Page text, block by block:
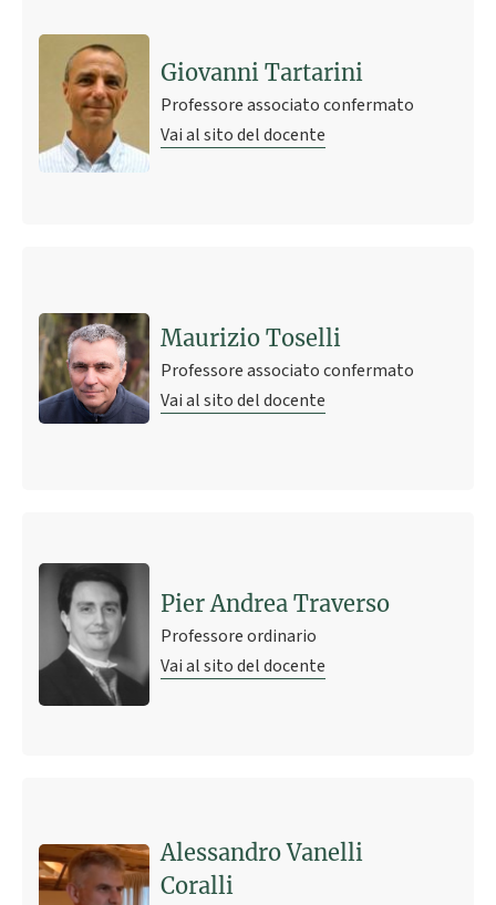
Giovanni Tartarini
Professore associato confermato
Vai al sito del docente
Maurizio Toselli
Professore associato confermato
Vai al sito del docente
Pier Andrea Traverso
Professore ordinario
Vai al sito del docente
Alessandro Vanelli
Coralli
Please visit the Digicomm research Web Site for more
detailed information on collaboration opportunities
8 novembre 2023 20:40